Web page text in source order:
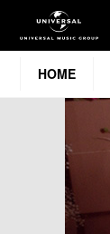
HOME